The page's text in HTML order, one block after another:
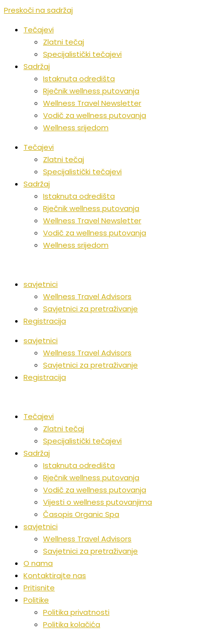
Preskoči na sadržaj
Tečajevi
Zlatni tečaj
Specijalistički tečajevi
Sadržaj
Istaknuta odredišta
Rječnik wellness putovanja
Wellness Travel Newsletter
Vodič za wellness putovanja
Wellness srijedom
Tečajevi
Zlatni tečaj
Specijalistički tečajevi
Sadržaj
Istaknuta odredišta
Rječnik wellness putovanja
Wellness Travel Newsletter
Vodič za wellness putovanja
Wellness srijedom
savjetnici
Wellness Travel Advisors
Savjetnici za pretraživanje
Registracija
savjetnici
Wellness Travel Advisors
Savjetnici za pretraživanje
Registracija
Tečajevi
Zlatni tečaj
Specijalistički tečajevi
Sadržaj
Istaknuta odredišta
Rječnik wellness putovanja
Vodič za wellness putovanja
Vijesti o wellness putovanjima
Časopis Organic Spa
savjetnici
Wellness Travel Advisors
Savjetnici za pretraživanje
O nama
Kontaktirajte nas
Pritisnite
Politike
Politika privatnosti
Politika kolačića